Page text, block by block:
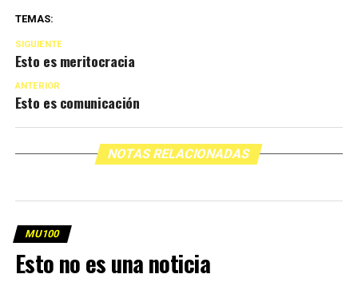
TEMAS:
SIGUIENTE
Esto es meritocracia
ANTERIOR
Esto es comunicación
NOTAS RELACIONADAS
MU100
Esto no es una noticia